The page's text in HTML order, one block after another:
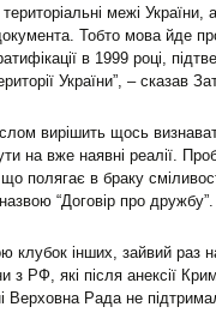
межі України,
Тобто мова йде
в 1999 році,
України”, – сказав
вирішить щось
вже наявні реалії.
полягає в браку
“Договір про дружбу”.
клубок інших, зайвий раз
з РФ, які після анексії
Верховна Рада не